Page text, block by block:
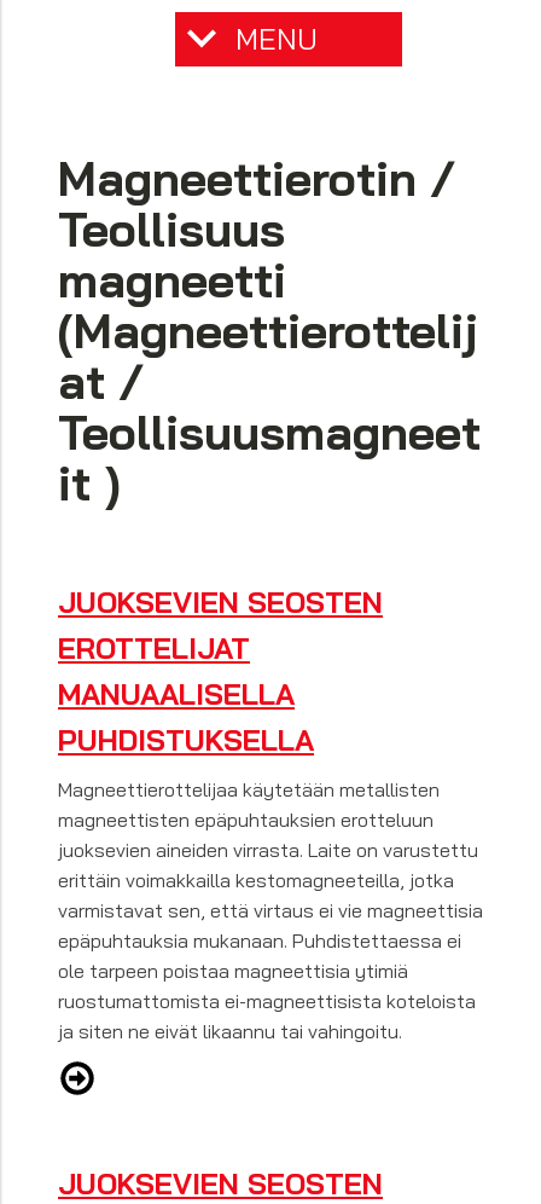
MENU
Magneettierotin /
Teollisuus
magneetti
(Magneettierottelij
at /
Teollisuusmagneet
it )
JUOKSEVIEN SEOSTEN
EROTTELIJAT
MANUAALISELLA
PUHDISTUKSELLA
Magneettierottelijaa käytetään metallisten
magneettisten epäpuhtauksien erotteluun
juoksevien aineiden virrasta. Laite on varustettu
erittäin voimakkailla kestomagneeteilla, jotka
varmistavat sen, että virtaus ei vie magneettisia
epäpuhtauksia mukanaan. Puhdistettaessa ei
ole tarpeen poistaa magneettisia ytimiä
ruostumattomista ei-magneettisista koteloista
ja siten ne eivät likaannu tai vahingoitu.
JUOKSEVIEN SEOSTEN